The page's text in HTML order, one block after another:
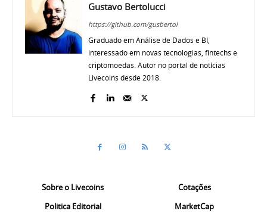
Gustavo Bertolucci
https://github.com/gusbertol
Graduado em Análise de Dados e BI,
interessado em novas tecnologias, fintechs e
criptomoedas. Autor no portal de notícias
Livecoins desde 2018.
Sobre o Livecoins
Politica Editorial
Cotações
MarketCap